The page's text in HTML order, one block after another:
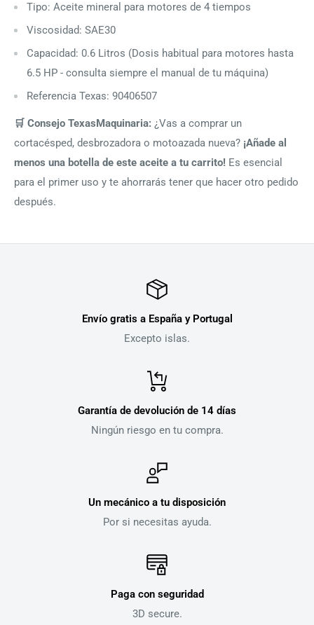
Tipo: Aceite mineral para motores de 4 tiempos
Viscosidad: SAE30
Capacidad: 0.6 Litros (Dosis habitual para motores hasta
6.5 HP - consulta siempre el manual de tu máquina)
Referencia Texas: 90406507
🛒 Consejo TexasMaquinaria: ¿Vas a comprar un
cortacésped, desbrozadora o motoazada nueva? ¡Añade al
menos una botella de este aceite a tu carrito! Es esencial
para el primer uso y te ahorrarás tener que hacer otro pedido
después.
Envío gratis a España y Portugal
Excepto islas.
Garantía de devolución de 14 días
Ningún riesgo en tu compra.
Un mecánico a tu disposición
Por si necesitas ayuda.
Paga con seguridad
3D secure.